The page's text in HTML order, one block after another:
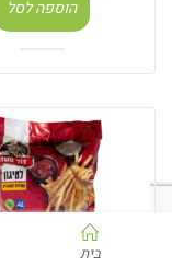
הוספה לסל
בית